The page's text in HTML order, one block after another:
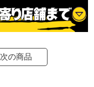
次の商品